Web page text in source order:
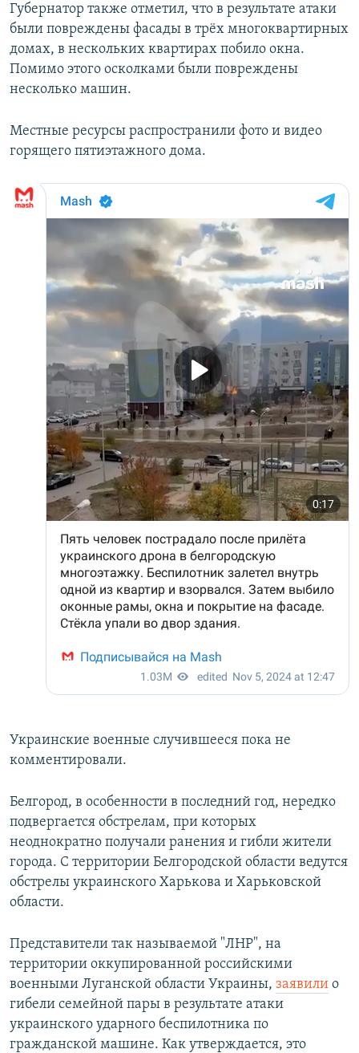
Губернатор также отметил, что в результате атаки
были повреждены фасады в трёх многоквартирных
домах, в нескольких квартирах побило окна.
Помимо этого осколками были повреждены
несколько машин.
Местные ресурсы распространили фото и видео
горящего пятиэтажного дома.
Украинские военные случившееся пока не
комментировали.
Белгород, в особенности в последний год, нередко
подвергается обстрелам, при которых
неоднократно получали ранения и гибли жители
города. С территории Белгородской области ведутся
обстрелы украинского Харькова и Харьковской
области.
Представители так называемой "ЛНР", на
территории оккупированной российскими
военными Луганской области Украины, заявили о
гибели семейной пары в результате атаки
украинского ударного беспилотника по
гражданской машине. Как утверждается, это